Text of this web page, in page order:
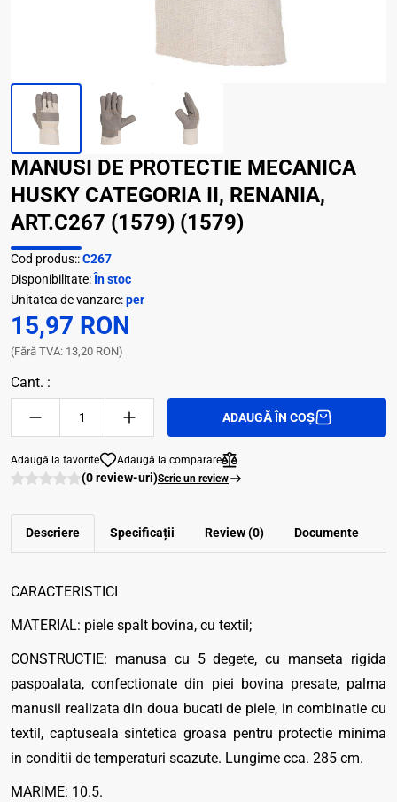
MANUSI DE PROTECTIE MECANICA
HUSKY CATEGORIA II, RENANIA,
ART.C267 (1579) (1579)
Cod produs::C267
Disponibilitate: În stoc
Unitatea de vanzare:per
15,97 RON
(Fără TVA: 13,20 RON)
Cant. :
ADAUGĂ ÎN COȘ
Adaugă la favorite Adaugă la comparare
(0 review-uri)Scrie un review
Descriere Specificații Review (0) Documente
CARACTERISTICI
MATERIAL: piele spalt bovina, cu textil;
CONSTRUCTIE: manusa cu 5 degete, cu manseta rigida
paspoalata, confectionate din piei bovina presate, palma
manusii realizata din doua bucati de piele, in combinatie cu
textil, captuseala sintetica groasa pentru protectie minima
in conditii de temperaturi scazute. Lungime cca. 285 cm.
MARIME: 10.5.